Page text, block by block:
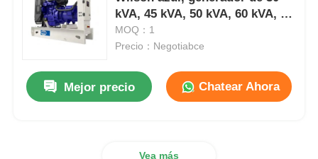
sistema de generador del cng
Accesorios para generadores
kVA, 45 kVA, 50 kVA, 60 kVA, 80
kVA, 100 kVA
MOQ：1
Precio：Negotiabce
Mejor precio Chatear Ahora
Vea más